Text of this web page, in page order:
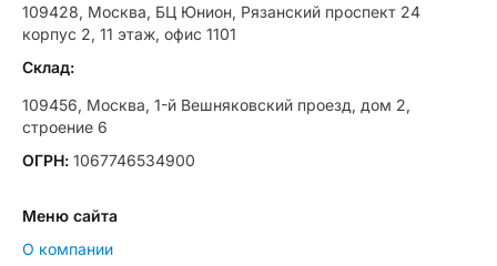
109428, Москва, БЦ Юнион, Рязанский проспект 24
корпус 2, 11 этаж, офис 1101
Склад:
109456, Москва, 1-й Вешняковский проезд, дом 2,
строение 6
ОГРН: 1067746534900
Меню сайта
О компании